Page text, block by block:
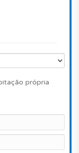
própria